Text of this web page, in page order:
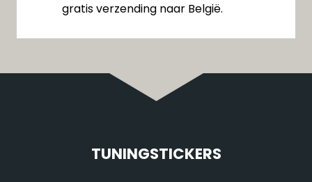
gratis verzending naar België.
TUNINGSTICKERS